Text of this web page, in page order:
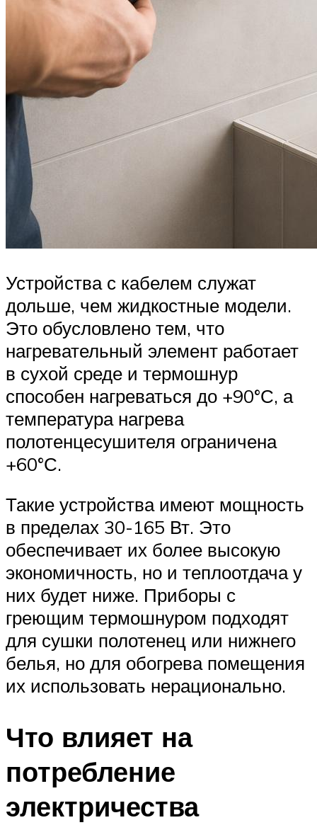
Устройства с кабелем служат
дольше, чем жидкостные модели.
Это обусловлено тем, что
нагревательный элемент работает
в сухой среде и термошнур
способен нагреваться до +90°С, а
температура нагрева
полотенцесушителя ограничена
+60°С.
Такие устройства имеют мощность
в пределах 30-165 Вт. Это
обеспечивает их более высокую
экономичность, но и теплоотдача у
них будет ниже. Приборы с
греющим термошнуром подходят
для сушки полотенец или нижнего
белья, но для обогрева помещения
их использовать нерационально.
Что влияет на
потребление
электричества